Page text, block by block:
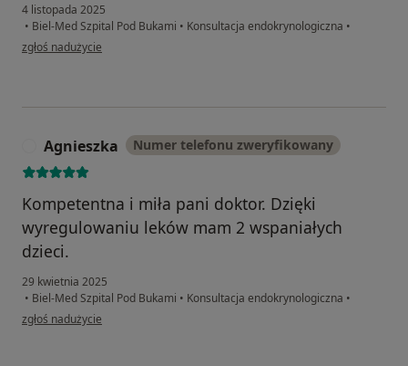
4 listopada 2025
• Biel-Med Szpital Pod Bukami • Konsultacja endokrynologiczna •
w opinii użytkownika Magdalena G.
zgłoś nadużycie
Agnieszka Numer telefonu zweryfikowany
Kompetentna i miła pani doktor. Dzięki
wyregulowaniu leków mam 2 wspaniałych
dzieci.
29 kwietnia 2025
• Biel-Med Szpital Pod Bukami • Konsultacja endokrynologiczna •
w opinii użytkownika Agnieszka
zgłoś nadużycie